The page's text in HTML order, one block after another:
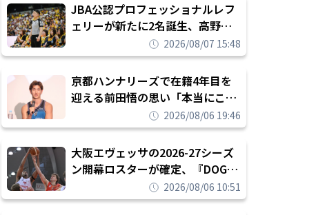
JBA公認プロフェッショナルレフ
ェリーが新たに2名誕生、高野晃
平は16年間続けた会社員生活に別
れを告げてプロ転向を決断
2026/08/07 15:48
京都ハンナリーズで在籍4年目を
迎える前田悟の思い「本当にこの
チームで勝ちたい、負けたまま舐
められたまま終わりたくない」
2026/08/06 19:46
大阪エヴェッサの2026-27シーズ
ン開幕ロスターが確定、『DOG
FIGHT』のチームカルチャーを推
し進めて結果を求めるシーズンへ
2026/08/06 10:51